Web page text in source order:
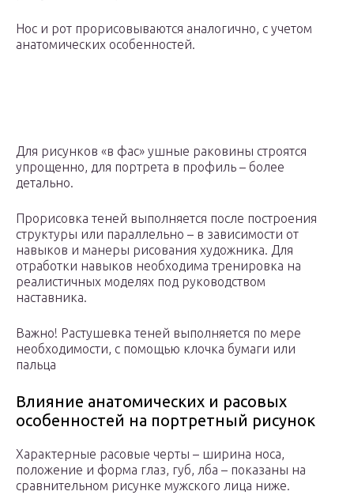
Нос и рот прорисовываются аналогично, с учетом
анатомических особенностей.
Для рисунков «в фас» ушные раковины строятся
упрощенно, для портрета в профиль – более
детально.
Прорисовка теней выполняется после построения
структуры или параллельно – в зависимости от
навыков и манеры рисования художника. Для
отработки навыков необходима тренировка на
реалистичных моделях под руководством
наставника.
Важно! Растушевка теней выполняется по мере
необходимости, с помощью клочка бумаги или
пальца
Влияние анатомических и расовых
особенностей на портретный рисунок
Характерные расовые черты – ширина носа,
положение и форма глаз, губ, лба – показаны на
сравнительном рисунке мужского лица ниже.